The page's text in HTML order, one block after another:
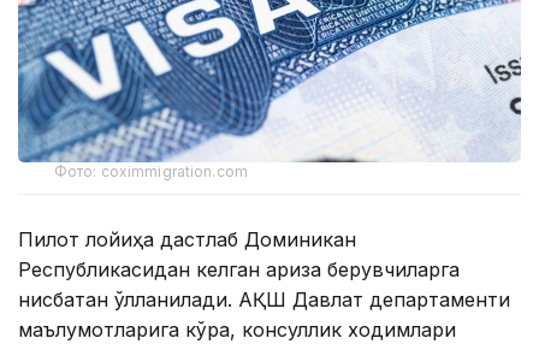
Фото: coximmigration.com
Пилот лойиҳа дастлаб Доминикан
Республикасидан келган ариза берувчиларга
нисбатан қўлланилади. АҚШ Давлат департаменти
маълумотларига кўра, консуллик ходимлари